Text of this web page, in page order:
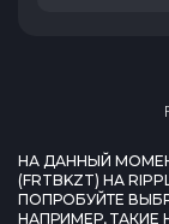
НА ДАННЫЙ
(FRTBKZT) НА
ПОПРОБУЙТЕ
НАПРИМЕР, ТАКИЕ